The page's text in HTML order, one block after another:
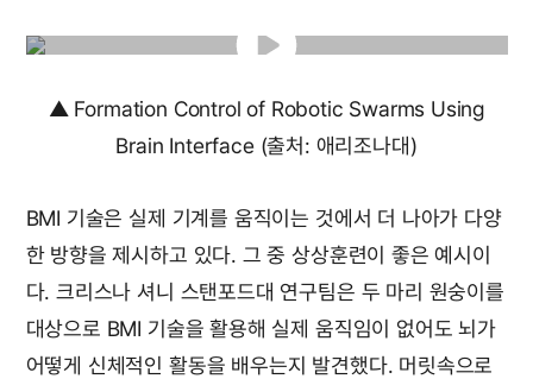
▲ Formation Control of Robotic Swarms Using
Brain Interface (출처: 애리조나대)
BMI 기술은 실제 기계를 움직이는 것에서 더 나아가 다양
한 방향을 제시하고 있다. 그 중 상상훈련이 좋은 예시이
다. 크리스나 셔니 스탠포드대 연구팀은 두 마리 원숭이를
대상으로 BMI 기술을 활용해 실제 움직임이 없어도 뇌가
어떻게 신체적인 활동을 배우는지 발견했다. 머릿속으로